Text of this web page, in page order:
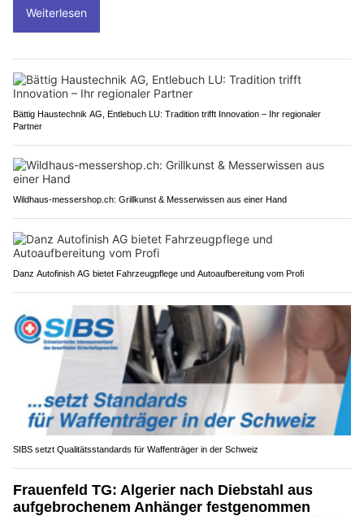
Weiterlesen
Bättig Haustechnik AG, Entlebuch LU: Tradition trifft Innovation – Ihr regionaler
Partner
Wildhaus-messershop.ch: Grillkunst & Messerwissen aus einer Hand
Danz Autofinish AG bietet Fahrzeugpflege und Autoaufbereitung vom Profi
SIBS setzt Qualitätsstandards für Waffenträger in der Schweiz
Frauenfeld TG: Algerier nach Diebstahl aus
aufgebrochenem Anhänger festgenommen